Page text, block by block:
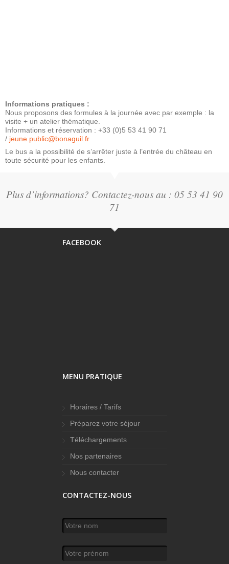
Informations pratiques :
Nous proposons des formules à la journée avec par exemple : la
visite + un atelier thématique.
Informations et réservation : +33 (0)5 53 41 90 71
/ jeune.public@bonaguil.fr
Le bus a la possibilité de s’arrêter juste à l’entrée du château en
toute sécurité pour les enfants.
Plus d’informations? Contactez-nous au : 05 53 41 90
71
FACEBOOK
MENU PRATIQUE
Horaires / Tarifs
Préparez votre séjour
Téléchargements
Nos partenaires
Nous contacter
CONTACTEZ-NOUS
Votre nom
Votre prénom